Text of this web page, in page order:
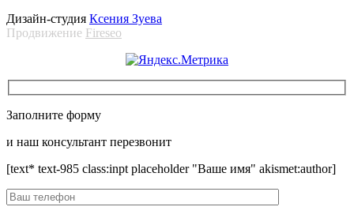
Дизайн-студия Ксения Зуева
Продвижение Fireseo
Заполните форму
и наш консультант перезвонит
[text* text-985 class:inpt placeholder "Ваше имя" akismet:author]